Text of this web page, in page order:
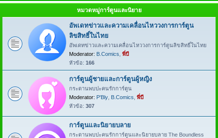
หมวดหมู่การ์ตูนและนิยาย
อัพเดทข่าวและความเคลื่อนไหววงการการ์ตูน
ลิขสิทธิ์ในไทย
อัพเดทข่าวและความเคลื่อนไหววงการการ์ตูนลิขสิทธิ์ในไทย
Moderator: B.Comics พี่บี
หัวข้อ: 166
การ์ตูนผู้ชายและการ์ตูนผู้หญิง
กระดานพบปะคนรักการ์ตูน
Moderator: P'Bly B.Comics พี่บี
หัวข้อ: 307
การ์ตูนและนิยายบลาย
กระดานพบปะคนรักการ์ตูนและนิยายบลาย The Boundless